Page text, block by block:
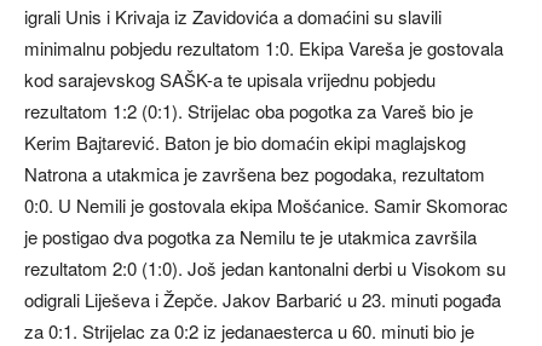
igrali Unis i Krivaja iz Zavidovića a domaćini su slavili
minimalnu pobjedu rezultatom 1:0. Ekipa Vareša je gostovala
kod sarajevskog SAŠK-a te upisala vrijednu pobjedu
rezultatom 1:2 (0:1). Strijelac oba pogotka za Vareš bio je
Kerim Bajtarević. Baton je bio domaćin ekipi maglajskog
Natrona a utakmica je završena bez pogodaka, rezultatom
0:0. U Nemili je gostovala ekipa Mošćanice. Samir Skomorac
je postigao dva pogotka za Nemilu te je utakmica završila
rezultatom 2:0 (1:0). Još jedan kantonalni derbi u Visokom su
odigrali Liješeva i Žepče. Jakov Barbarić u 23. minuti pogađa
za 0:1. Strijelac za 0:2 iz jedanaesterca u 60. minuti bio je